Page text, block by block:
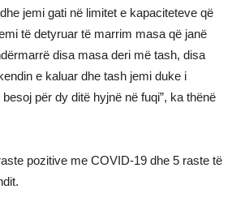
jemi gati në limitet e kapaciteteve që
të detyruar të marrim masa që janë
disa masa deri më tash, disa
e kaluar dhe tash jemi duke i
për dy ditë hyjnë në fuqi”, ka thënë
pozitive me COVID-19 dhe 5 raste të